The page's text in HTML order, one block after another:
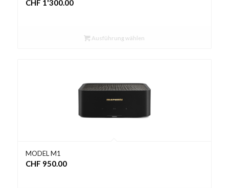
CHF 1'300.00
Ausführung wählen
MODEL M1
CHF 950.00